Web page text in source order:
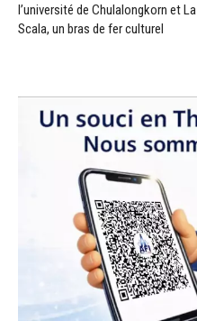
l’université de Chulalongkorn et La
Scala, un bras de fer culturel